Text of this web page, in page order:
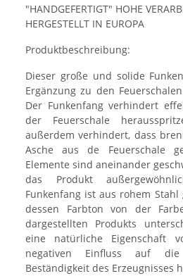
"HANDGEFERTIGT" HOHE
HERGESTELLT IN EUROPA
Produktbeschreibung:
Dieser große und solide
Ergänzung zu den
Der Funkenfang verhindert
der Feuerschale
außerdem verhindert, dass
Asche aus de Feuerschale
Elemente sind aneinander
das Produkt
Funkenfang ist aus rohem
dessen Farbton von der
dargestellten Produkts
eine natürliche Eigenschaft
negativen Einfluss auf
Beständigkeit des Erzeugnisses